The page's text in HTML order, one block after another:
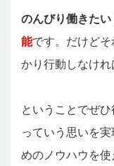
のんびり働きたい
能です。だけど
かり行動しなけれ
ということでぜ
っていう思いを
めのノウハウを